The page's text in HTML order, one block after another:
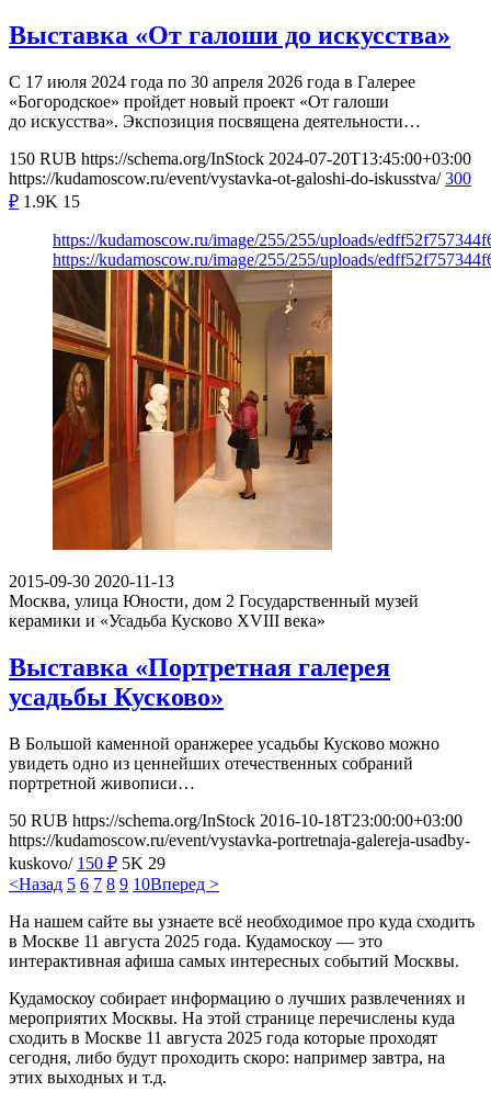
Выставка «От галоши до искусства»
С 17 июля 2024 года по 30 апреля 2026 года в Галерее
«Богородское» пройдет новый проект «От галоши
до искусства». Экспозиция посвящена деятельности…
150 RUB https://schema.org/InStock 2024-07-20T13:45:00+03:00
https://kudamoscow.ru/event/vystavka-ot-galoshi-do-iskusstva/ 300
₽ 1.9K 15
https://kudamoscow.ru/image/255/255/uploads/
https://kudamoscow.ru/image/255/255/uploads/
2015-09-30 2020-11-13
Москва, улица Юности, дом 2 Государственный музей
керамики и «Усадьба Кусково XVIII века»
Выставка «Портретная галерея
усадьбы Кусково»
В Большой каменной оранжерее усадьбы Кусково можно
увидеть одно из ценнейших отечественных собраний
портретной живописи…
50 RUB https://schema.org/InStock 2016-10-18T23:00:00+03:00
https://kudamoscow.ru/event/vystavka-portretnaja-galereja-usadby-
kuskovo/ 150 ₽ 5K 29
<Назад 5 6 7 8 9 10Вперед >
На нашем сайте вы узнаете всё необходимое про куда сходить
в Москве 11 августа 2025 года. Кудамоскоу — это
интерактивная афиша самых интересных событий Москвы.
Кудамоскоу собирает информацию о лучших развлечениях и
мероприятих Москвы. На этой странице перечислены куда
сходить в Москве 11 августа 2025 года которые проходят
сегодня, либо будут проходить скоро: например завтра, на
этих выходных и т.д.